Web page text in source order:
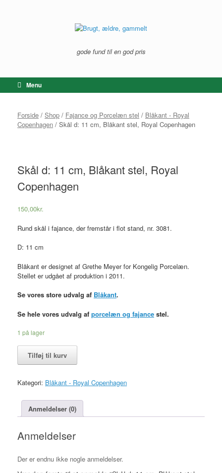
gode fund til en god pris
Menu
Forside / Shop / Fajance og Porcelæn stel / Blåkant - Royal
Copenhagen / Skål d: 11 cm, Blåkant stel, Royal Copenhagen
Skål d: 11 cm, Blåkant stel, Royal
Copenhagen
150,00kr.
Rund skål i fajance, der fremstår i flot stand, nr. 3081.
D: 11 cm
Blåkant er designet af Grethe Meyer for Kongelig Porcelæn.
Stellet er udgået af produktion i 2011.
Se vores store udvalg af Blåkant.
Se hele vores udvalg af porcelæn og fajance stel.
1 på lager
Skål
cm,
Blåkant
Royal
Copenhagen
Tilføj til kurv
Kategori: Blåkant - Royal Copenhagen
Anmeldelser (0)
Anmeldelser
Der er endnu ikke nogle anmeldelser.